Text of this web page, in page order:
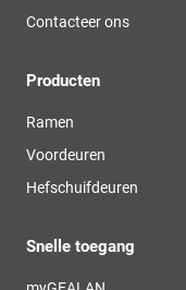
Contacteer ons
Producten
Ramen
Voordeuren
Hefschuifdeuren
Snelle toegang